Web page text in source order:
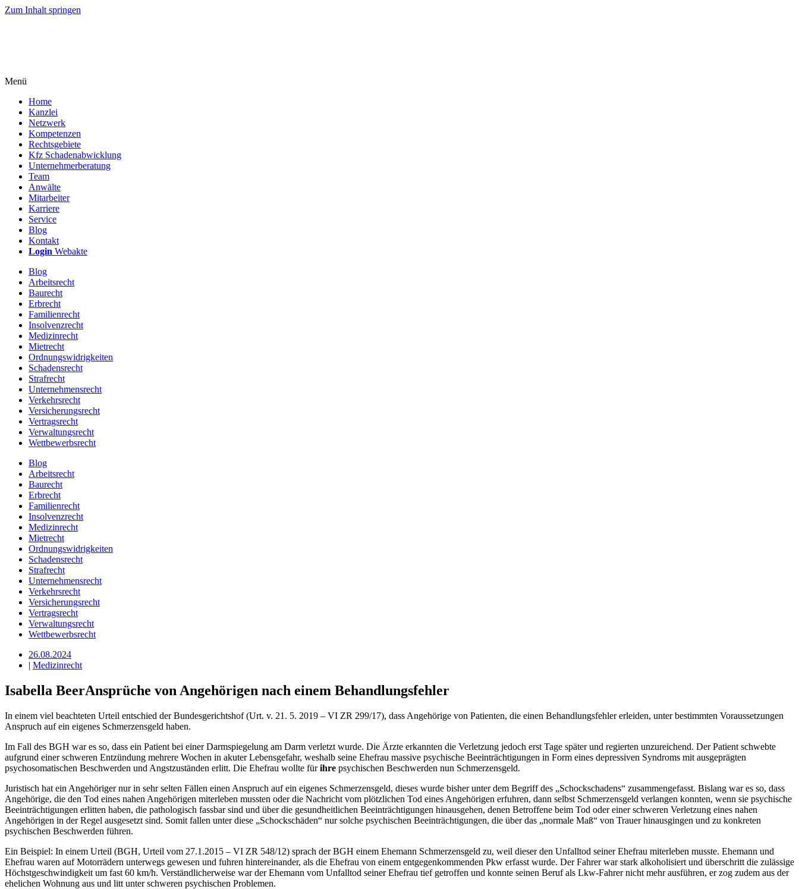
Zum Inhalt springen
Menü
Home
Kanzlei
Netzwerk
Kompetenzen
Rechtsgebiete
Kfz Schadenabwicklung
Unternehmerberatung
Team
Anwälte
Mitarbeiter
Karriere
Service
Blog
Kontakt
Login Webakte
Blog
Arbeitsrecht
Baurecht
Erbrecht
Familienrecht
Insolvenzrecht
Medizinrecht
Mietrecht
Ordnungswidrigkeiten
Schadensrecht
Strafrecht
Unternehmensrecht
Verkehrsrecht
Versicherungsrecht
Vertragsrecht
Verwaltungsrecht
Wettbewerbsrecht
Blog
Arbeitsrecht
Baurecht
Erbrecht
Familienrecht
Insolvenzrecht
Medizinrecht
Mietrecht
Ordnungswidrigkeiten
Schadensrecht
Strafrecht
Unternehmensrecht
Verkehrsrecht
Versicherungsrecht
Vertragsrecht
Verwaltungsrecht
Wettbewerbsrecht
26.08.2024
| Medizinrecht
Isabella BeerAnsprüche von Angehörigen nach einem Behandlungsfehler
In einem viel beachteten Urteil entschied der Bundesgerichtshof (Urt. v. 21. 5. 2019 – VI ZR 299/17), dass Angehörige von Patienten, die einen Behandlungsfehler erleiden, unter bestimmten Voraussetzungen
Anspruch auf ein eigenes Schmerzensgeld haben.
Im Fall des BGH war es so, dass ein Patient bei einer Darmspiegelung am Darm verletzt wurde. Die Ärzte erkannten die Verletzung jedoch erst Tage später und regierten unzureichend. Der Patient schwebte
aufgrund einer schweren Entzündung mehrere Wochen in akuter Lebensgefahr, weshalb seine Ehefrau massive psychische Beeinträchtigungen in Form eines depressiven Syndroms mit ausgeprägten
psychosomatischen Beschwerden und Angstzuständen erlitt. Die Ehefrau wollte fürihre psychischen Beschwerden nun Schmerzensgeld.
Juristisch hat ein Angehöriger nur in sehr selten Fällen einen Anspruch auf ein eigenes Schmerzensgeld, dieses wurde bisher unter dem Begriff des „Schockschadens“ zusammengefasst. Bislang war es so, dass
Angehörige, die den Tod eines nahen Angehörigen miterleben mussten oder die Nachricht vom plötzlichen Tod eines Angehörigen erfuhren, dann selbst Schmerzensgeld verlangen konnten, wenn sie psychische
Beeinträchtigungen erlitten haben, die pathologisch fassbar sind und über die gesundheitlichen Beeinträchtigungen hinausgehen, denen Betroffene beim Tod oder einer schweren Verletzung eines nahen
Angehörigen in der Regel ausgesetzt sind. Somit fallen unter diese „Schockschäden“ nur solche psychischen Beeinträchtigungen, die über das „normale Maß“ von Trauer hinausgingen und zu konkreten
psychischen Beschwerden führen.
Ein Beispiel: In einem Urteil (BGH, Urteil vom 27.1.2015 – VI ZR 548/12) sprach der BGH einem Ehemann Schmerzensgeld zu, weil dieser den Unfalltod seiner Ehefrau miterleben musste. Ehemann und
Ehefrau waren auf Motorrädern unterwegs gewesen und fuhren hintereinander, als die Ehefrau von einem entgegenkommenden Pkw erfasst wurde. Der Fahrer war stark alkoholisiert und überschritt die zulässige
Höchstgeschwindigkeit um fast 60 km/h. Verständlicherweise war der Ehemann vom Unfalltod seiner Ehefrau tief getroffen und konnte seinen Beruf als Lkw-Fahrer nicht mehr ausführen, er zog zudem aus der
ehelichen Wohnung aus und litt unter schweren psychischen Problemen.